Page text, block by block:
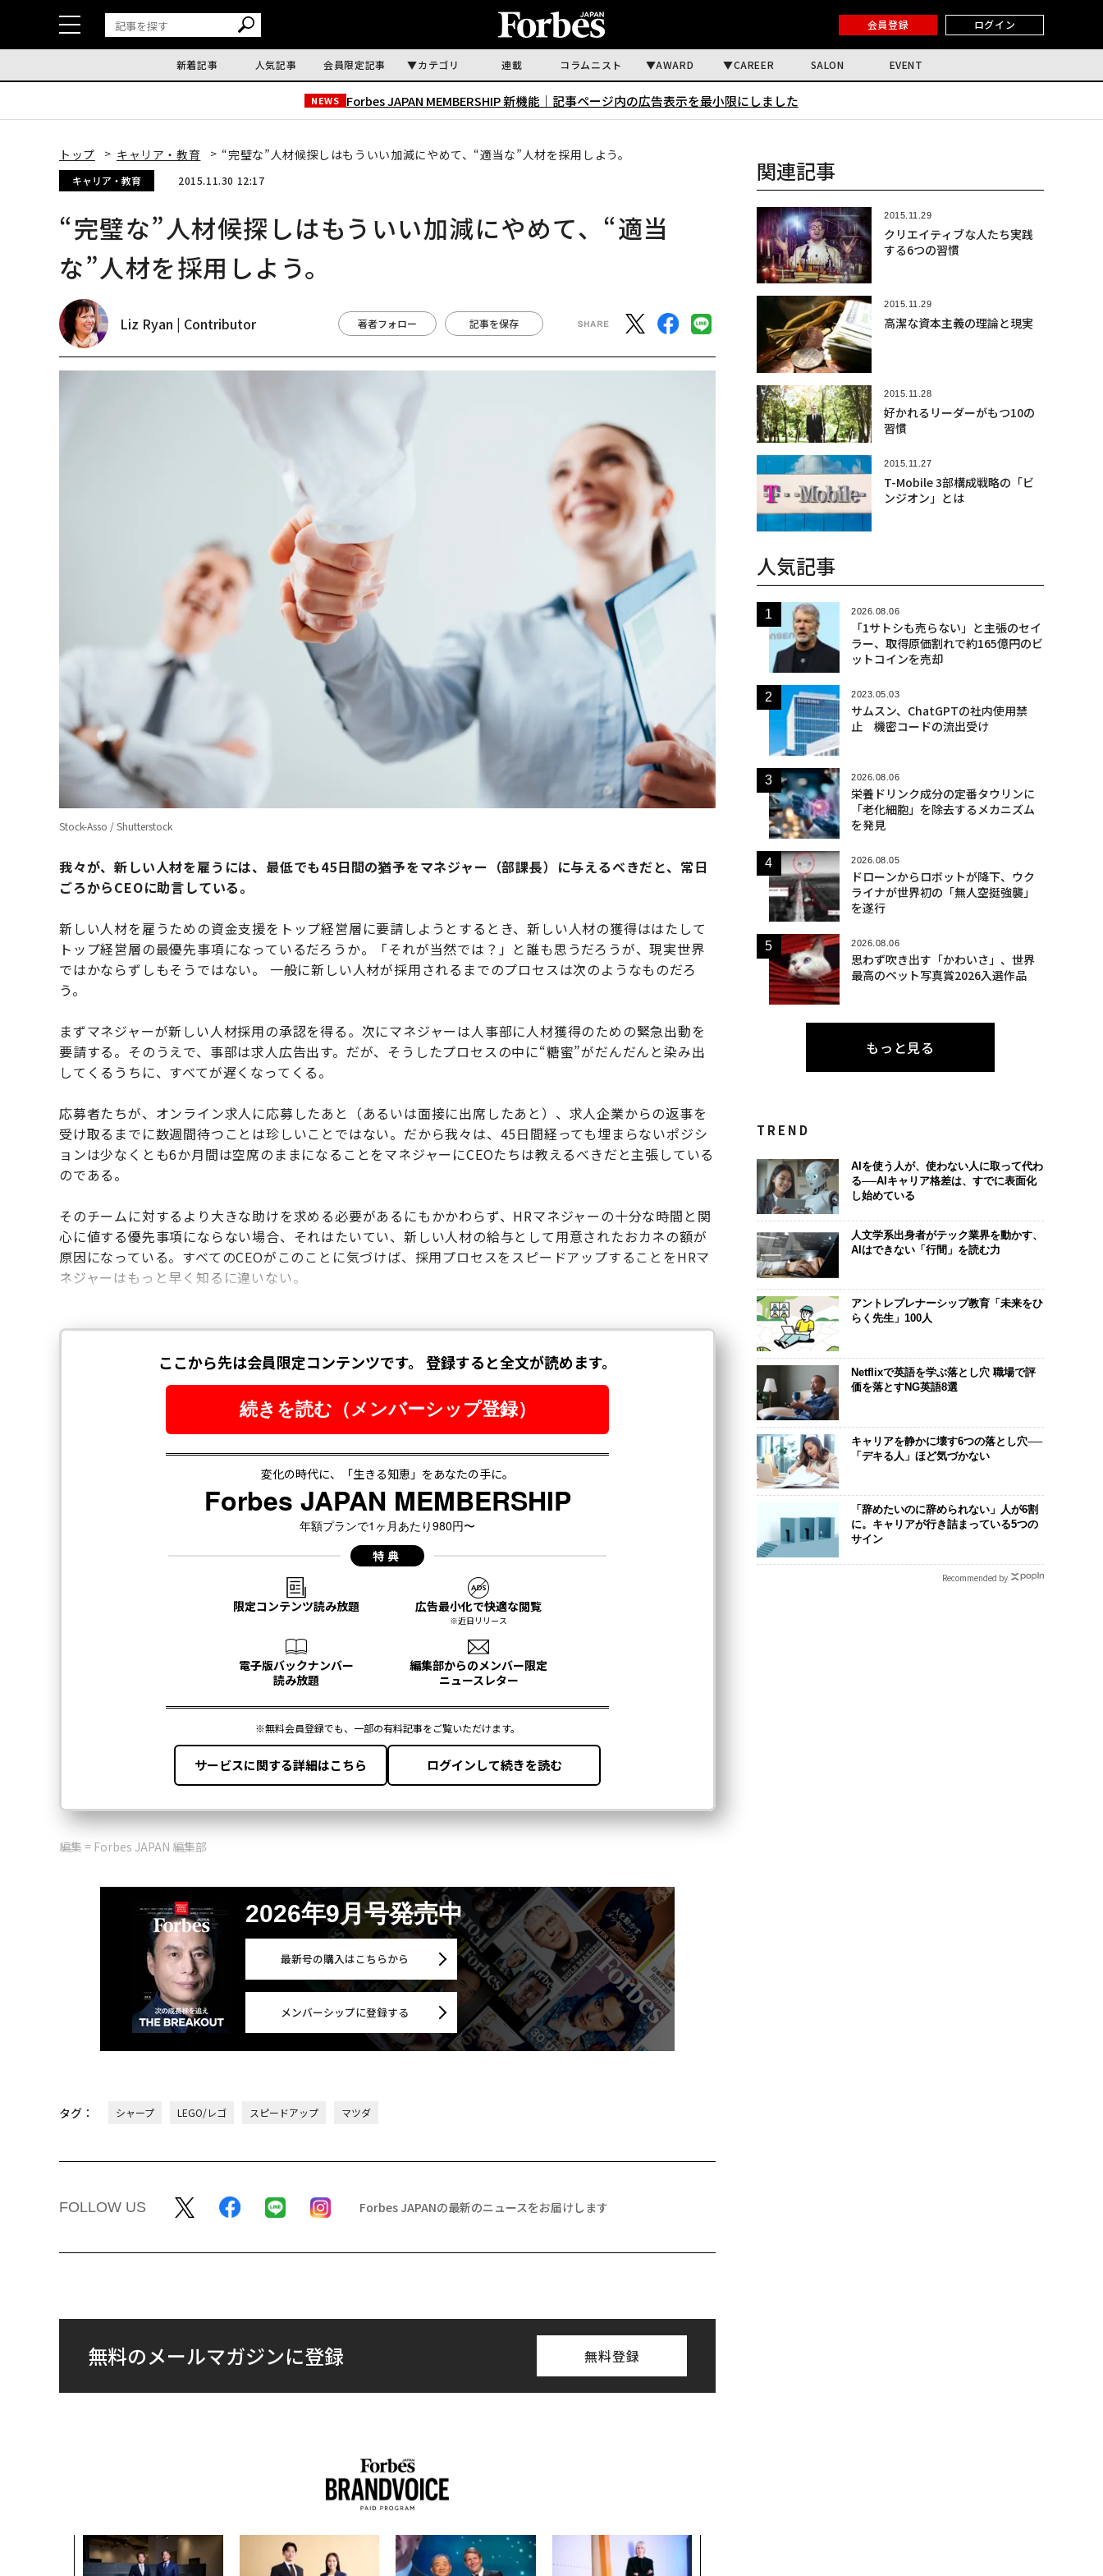
会員登録 ログイン
新着記事 人気記事 会員限定記事 カテゴリ 連載 コラムニスト AWARD CAREER SALON EVENT
NEWS Forbes JAPAN MEMBERSHIP 新機能｜ 記事ページ内の広告表示を最小限にしました
トップ キャリア・教育 “完璧な”人材候探しはもういい加減にやめて、“適当な”人材を採用しよう。
キャリア・教育 2015.11.30 12:17
“完璧な”人材候探しはもういい加減にやめて、“適当
な”人材を採用しよう。
Liz Ryan | Contributor 著者フォロー 記事を保存
Stock-Asso / Shutterstock
我々が、新しい人材を雇うには、最低でも45日間の猶予をマネジャー（部課長）に与えるべきだと、常日
ごろからCEOに助言している。
新しい人材を雇うための資金支援をトップ経営層に要請しようとするとき、新しい人材の獲得ははたして
トップ経営層の最優先事項になっているだろうか。「それが当然では？」と誰も思うだろうが、現実世界
ではかならずしもそうではない。
一般に新しい人材が採用されるまでのプロセスは次のようなものだろ
う。
まずマネジャーが新しい人材採用の承認を得る。次にマネジャーは人事部に人材獲得のための緊急出動を
要請する。そのうえで、事部は求人広告出す。だが、そうしたプロセスの中に“糖蜜”がだんだんと染み出
してくるうちに、すべてが遅くなってくる。
応募者たちが、オンライン求人に応募したあと（あるいは面接に出席したあと）、求人企業からの返事を
受け取るまでに数週間待つことは珍しいことではない。だから我々は、 45日間経っても埋まらないポジシ
ョンは少なくとも6か月間は空席のままになることをマネジャーにCEOたちは教えるべきだと主張している
のである。
そのチームに対するより大きな助けを求める必要があるにもかかわらず、 HRマネジャーの十分な時間と関
心に値する優先事項にならない場合、それはたいてい、新しい人材の給与として用意されたおカネの額が
原因になっている。すべてのCEOがこのことに気づけば、採用プロセスをスピードアップすることをHRマ
ネジャーはもっと早く知るに違いない。
編集 = Forbes JAPAN 編集部
2026年9月号発売中
最新号の購入はこちらから
メンバーシップに登録する
タグ： シャープ LEGO/レゴ スピードアップ マツダ
FOLLOW US Forbes JAPANの最新のニュースをお届けします
無料のメールマガジンに登録 無料登録
関連記事
2015.11.29
クリエイティブな人たち実践
する6つの習慣
2015.11.29
高潔な資本主義の理論と現実
2015.11.28
好かれるリーダーがもつ10の
習慣
2015.11.27
T-Mobile 3部構成戦略の「ビ
ンジオン」とは
人気記事
2026.08.06
「1サトシも売らない」と主張のセイ
ラー、取得原価割れで約165億円のビ
ットコインを売却
2023.05.03
サムスン、ChatGPTの社内使用禁
止 機密コードの流出受け
2026.08.06
栄養ドリンク成分の定番タウリンに
「老化細胞」を除去するメカニズム
を発見
2026.08.05
ドローンからロボットが降下、ウク
ライナが世界初の「無人空挺強襲」
を遂行
2026.08.06
思わず吹き出す「かわいさ」、世界
最高のペット写真賞2026入選作品
もっと見る
TREND
AIを使う人が、使わない人に取って代わ
る──AIキャリア格差は、すでに表面化
し始めている
人文学系出身者がテック業界を動かす、
AIはできない「行間」を読む力
アントレプレナーシップ教育「未来をひ
らく先生」100人
Netflixで英語を学ぶ落とし穴 職場で評
価を落とすNG英語8選
キャリアを静かに壊す6つの落とし穴──
「デキる人」ほど気づかない
「辞めたいのに辞められない」人が6割
に。キャリアが行き詰まっている5つの
サイン
Recommended by